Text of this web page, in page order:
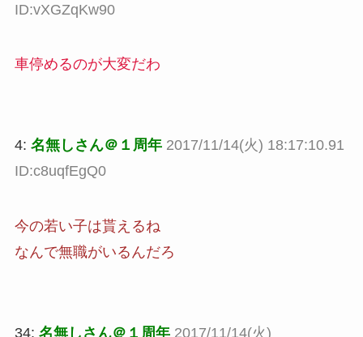
ID:vXGZqKw90
車停めるのが大変だわ
4: 名無しさん＠１周年 2017/11/14(火) 18:17:10.91
ID:c8uqfEgQ0
今の若い子は貰えるね
なんで無職がいるんだろ
34: 名無しさん＠１周年 2017/11/14(火)